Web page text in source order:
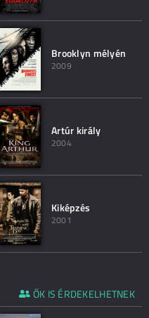
Brooklyn mélyén
2009
Artúr király
2004
Kiképzés
2001
ŐK IS ÉRDEKELHETNEK